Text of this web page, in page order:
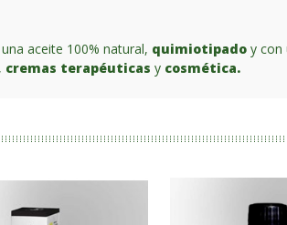
aceite 100% natural, quimiotipado y con
, cremas terapéuticas y cosmética.